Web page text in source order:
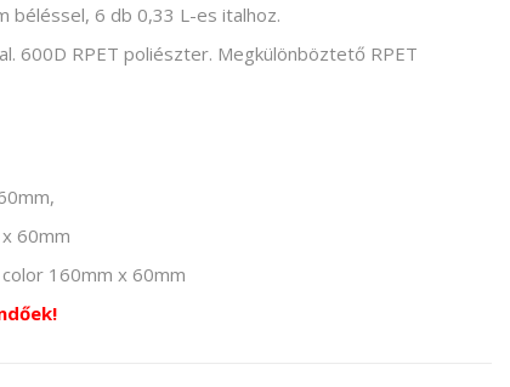
béléssel, 6 db 0,33 L-es italhoz.
600D RPET poliészter. Megkülönböztető RPET
60mm
160mm x 60mm